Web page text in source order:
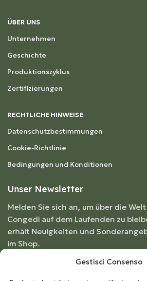
Gestisci Consenso
ÜBER UNS
Unternehmen
Geschichte
Produktionszyklus
Zertifizierungen
RECHTLICHE HINWEISE
Datenschutzbestimmungen
Cookie-Richtlinie
Bedingungen und Konditionen
Unser Newsletter
Melden Sie sich an, um über die
Congedi auf dem Laufenden zu
erhält Neuigkeiten und
im Shop.